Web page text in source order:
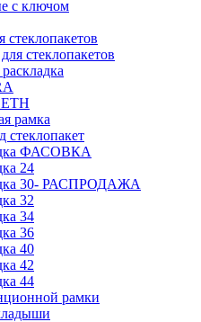
с ключом
стеклопакетов
рамка
стеклопакет
ФАСОВКА
24
30- РАСПРОДАЖА
32
34
36
40
42
44
рамки